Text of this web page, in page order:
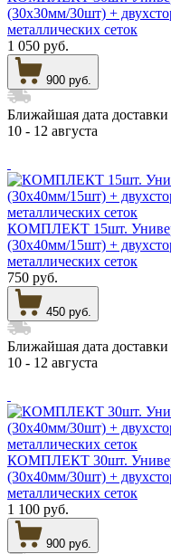
(30х30мм/30шт) +
металлических сеток
1 050 руб.
900 руб.
Ближайшая дата доставки
10 - 12 августа
КОМПЛЕКТ 15шт.
(30х40мм/15шт) +
металлических сеток
750 руб.
450 руб.
Ближайшая дата доставки
10 - 12 августа
КОМПЛЕКТ 30шт.
(30х40мм/30шт) +
металлических сеток
1 100 руб.
900 руб.